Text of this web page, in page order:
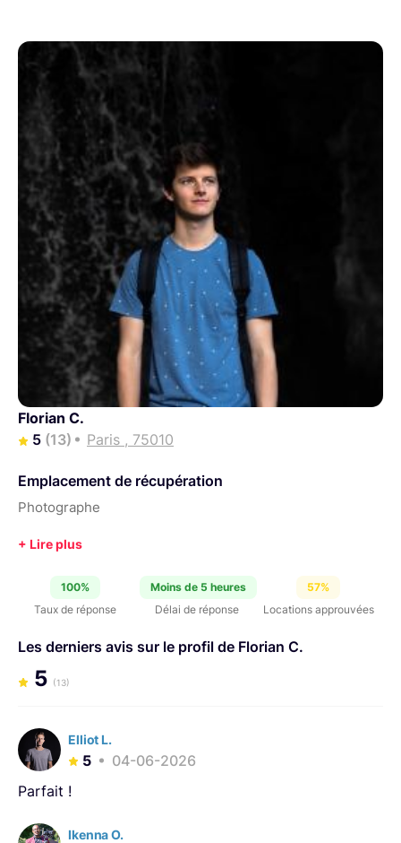
Florian C.
5 (13) Paris , 75010
Emplacement de récupération
Photographe
100%
Taux de réponse
Moins de 5 heures
Délai de réponse
57%
Locations approuvées
Les derniers avis sur le profil de Florian C.
5 (13)
Elliot L.
5
04-06-2026
Parfait !
Ikenna O.